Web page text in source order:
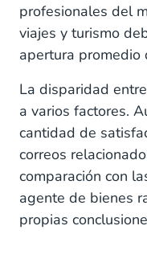
profesionales del
viajes y turismo
apertura promedio
La disparidad
a varios factores.
cantidad de
correos
comparación con
agente de bienes
propias